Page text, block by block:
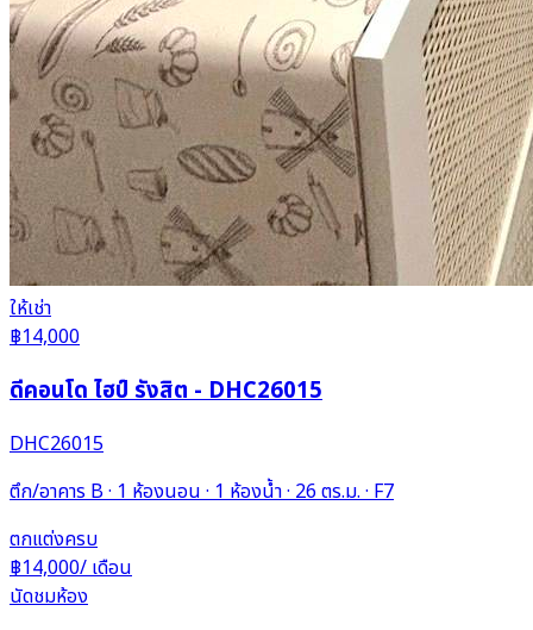
ให้เช่า
฿14,000
ดีคอนโด ไฮป์ รังสิต - DHC26015
DHC26015
ตึก/อาคาร B · 1 ห้องนอน · 1 ห้องน้ำ · 26 ตร.ม. · F7
ตกแต่งครบ
฿14,000/ เดือน
นัดชมห้อง